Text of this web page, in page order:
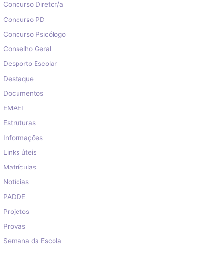
Concurso Diretor/a
Concurso PD
Concurso Psicólogo
Conselho Geral
Desporto Escolar
Destaque
Documentos
EMAEI
Estruturas
Informações
Links úteis
Matrículas
Notícias
PADDE
Projetos
Provas
Semana da Escola